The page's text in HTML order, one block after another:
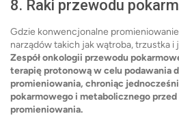
8. Raki przewodu
Gdzie konwencjonalne
narządów takich jak wątroba, trzustka i
Zespół onkologii przewodu
terapię protonową w celu podawania
promieniowania, chroniąc
pokarmowego i metabolicznego przed
promieniowania.